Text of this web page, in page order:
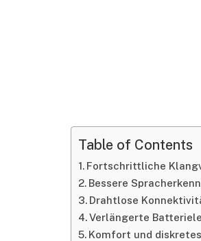
Table of Contents
Fortschrittliche
Bessere
Drahtlose
Verlängerte
Komfort und